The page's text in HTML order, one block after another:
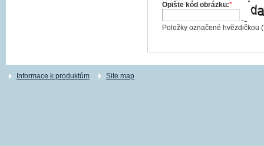
Opište kód obrázku:*
Položky označené hvězdičkou (
Informace k produktům Site map